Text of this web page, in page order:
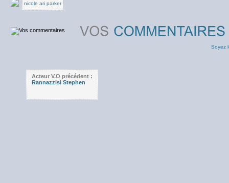
nicole ari parker
Soyez
Acteur V.O précédent :
Rannazzisi Stephen